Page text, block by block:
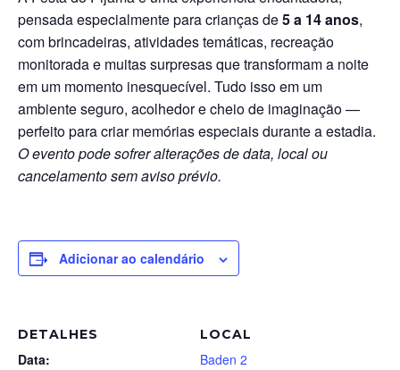
pensada especialmente para crianças de5 a 14 anos,
com brincadeiras, atividades temáticas, recreação
monitorada e muitas surpresas que transformam a noite
em um momento inesquecível. Tudo isso em um
ambiente seguro, acolhedor e cheio de imaginação —
perfeito para criar memórias especiais durante a estadia.
O evento pode sofrer alterações de data, local ou
cancelamento sem aviso prévio.
Adicionar ao calendário
DETALHES
Data:
LOCAL
Baden 2